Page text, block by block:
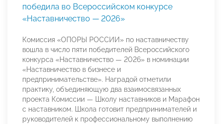
победила во Всероссийском конкурсе
«Наставничество — 2026»
Комиссия «ОПОРЫ РОССИИ» по наставничеству
вошла в число пяти победителей Всероссийского
конкурса «Наставничество — 2026» в номинации
«Наставничество в бизнесе и
предпринимательстве». Наградой отметили
практику, объединяющую два взаимосвязанных
проекта Комиссии — Школу наставников и Марафон
с наставником. Школа готовит предпринимателей и
руководителей к профессиональному выполнению